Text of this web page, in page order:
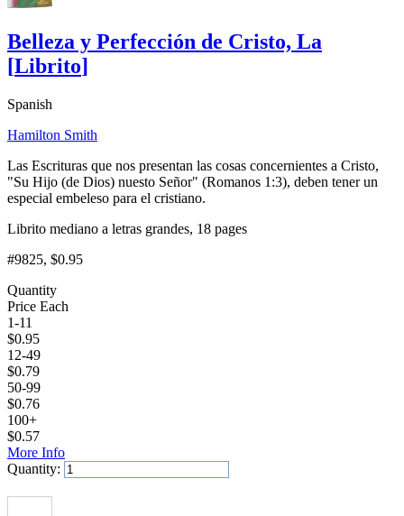
Belleza y Perfección de Cristo, La
[Librito]
Spanish
Hamilton Smith
Las Escrituras que nos presentan las cosas concernientes a Cristo,
"Su Hijo (de Dios) nuesto Señor" (Romanos 1:3), deben tener un
especial embeleso para el cristiano.
Librito mediano a letras grandes, 18 pages
#9825, $0.95
Quantity
Price Each
1-11
$0.95
12-49
$0.79
50-99
$0.76
100+
$0.57
More Info
Quantity: